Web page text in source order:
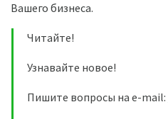
Вашего бизнеса.
Читайте!
Узнавайте новое!
Пишите вопросы на e-mail: